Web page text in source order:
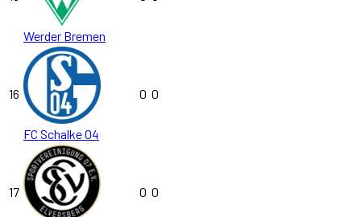
Werder Bremen
16
FC Schalke 04
0 0
17 0 0